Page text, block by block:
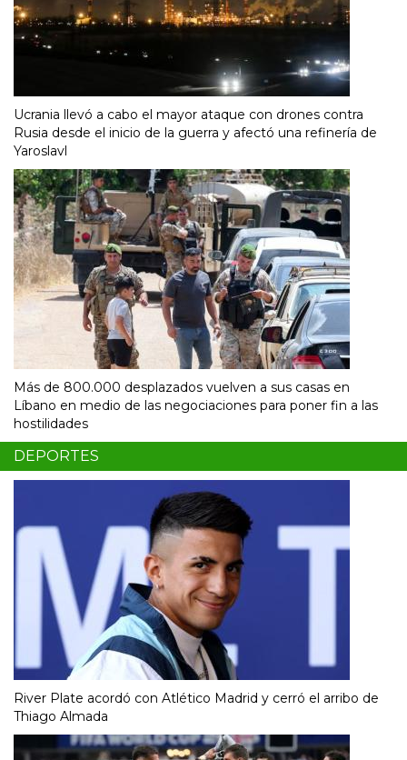
Ucrania llevó a cabo el mayor ataque con drones contra
Rusia desde el inicio de la guerra y afectó una refinería de
Yaroslavl
Más de 800.000 desplazados vuelven a sus casas en
Líbano en medio de las negociaciones para poner fin a las
hostilidades
DEPORTES
River Plate acordó con Atlético Madrid y cerró el arribo de
Thiago Almada